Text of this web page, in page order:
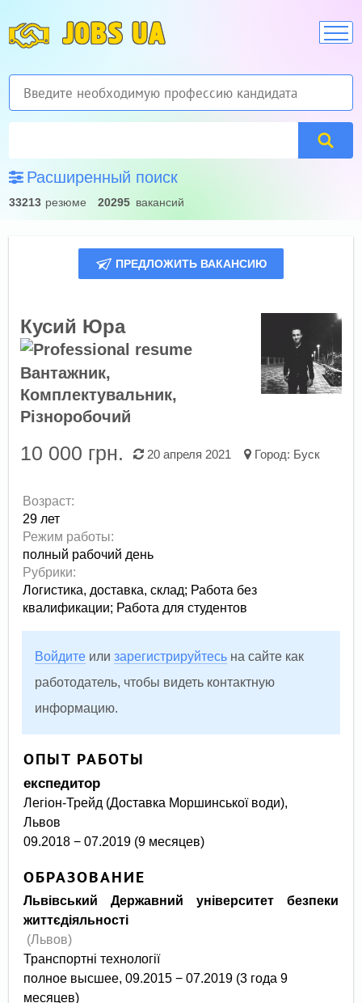
JOBS UA
Расширенный поиск
33213 резюме 20295 вакансий
ПРЕДЛОЖИТЬ ВАКАНСИЮ
Кусий Юра
Вантажник,
Комплектувальник,
Різноробочий
10 000 грн. 20 апреля 2021 Город: Буск
Возраст:
29 лет
Режим работы:
полный рабочий день
Рубрики:
Логистика, доставка, склад; Работа без
квалификации; Работа для студентов
Войдите илизарегистрируйтесь на сайте как
работодатель, чтобы видеть контактную
информацию.
ОПЫТ РАБОТЫ
експедитор
Легіон-Трейд (Доставка Моршинської води),
Львов
09.2018 − 07.2019 (9 месяцев)
ОБРАЗОВАНИЕ
Львівський Державний університет безпеки
життєдіяльності
(Львов)
Транспортні технології
полное высшее, 09.2015 − 07.2019 (3 года 9
месяцев)